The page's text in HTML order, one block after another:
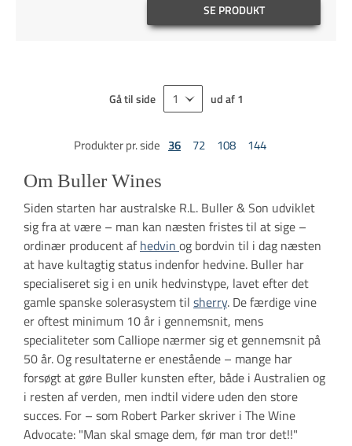
SE PRODUKT
Gå til side ud af 1
Produkter pr. side 36 72 108 144
Om Buller Wines
Siden starten har australske R.L. Buller & Son udviklet
sig fra at være – man kan næsten fristes til at sige –
ordinær producent afhedvin og bordvin til i dag næsten
at have kultagtig status indenfor hedvine. Buller har
specialiseret sig i en unik hedvinstype, lavet efter det
gamle spanske solerasystem til sherry. De færdige vine
er oftest minimum 10 år i gennemsnit, mens
specialiteter som Calliope nærmer sig et gennemsnit på
50 år. Og resultaterne er enestående – mange har
forsøgt at gøre Buller kunsten efter, både i Australien og
i resten af verden, men indtil videre uden den store
succes. For – som Robert Parker skriver i The Wine
Advocate: "Man skal smage dem, før man tror det!!"